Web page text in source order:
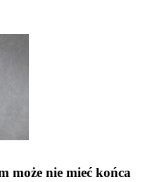
może nie mieć końca